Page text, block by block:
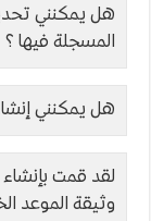
هل يمكنني
المسجلة فيها ؟
هل يمكنني
لقد قمت
وثيقة الموعد